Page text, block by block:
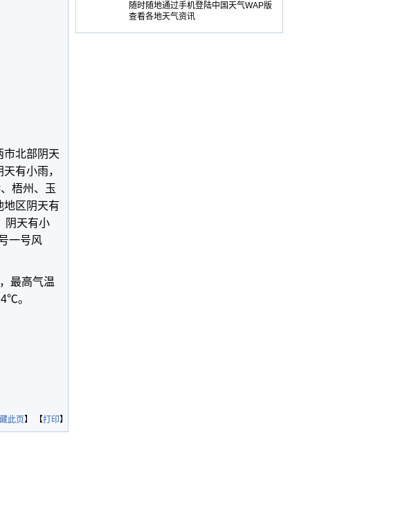
北部阴天
有小雨，
梧州、玉
地区阴天有
阴天有小
一号风
最高气温
。
此页】 【打印】
随时随地通过手机登陆中国天气WAP版
查看各地天气资讯